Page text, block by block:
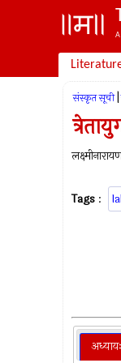
संस्कृत सूची
Tags :